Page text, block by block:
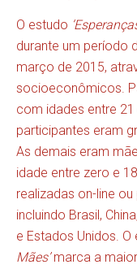
O estudo
durante um período
março de 2015,
socioeconômicos.
com idades entre
participantes eram
As demais eram
idade entre zero e
realizadas on-line
incluindo Brasil,
e Estados Unidos. O
Mães’marca a